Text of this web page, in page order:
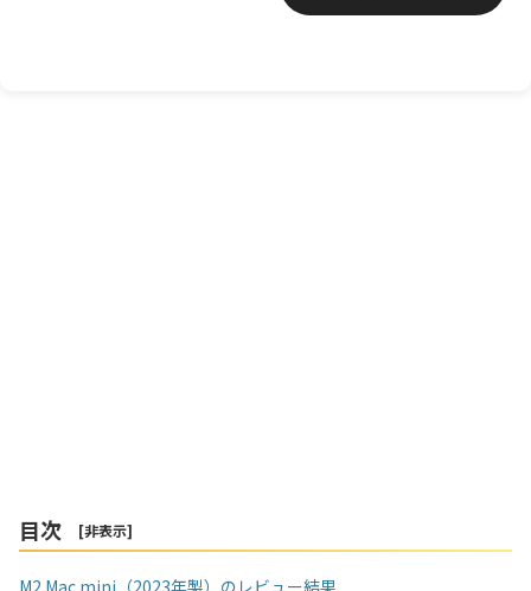
目次 [非表示]
M2 Mac mini（2023年製）のレビュー結果